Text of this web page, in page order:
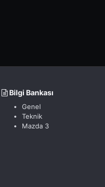
Bilgi Bankası
Genel
Teknik
Mazda 3